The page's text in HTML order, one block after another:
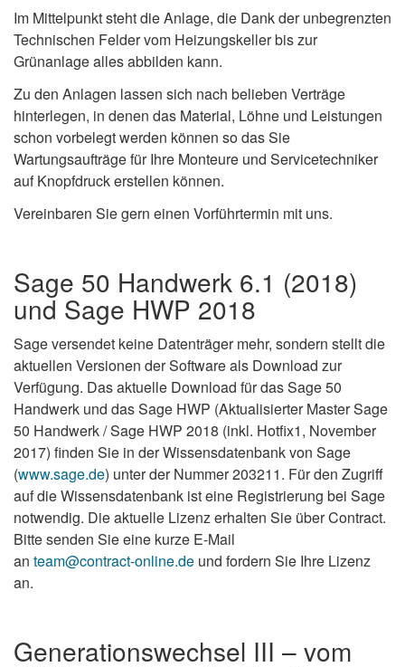
Im Mittelpunkt steht die Anlage, die Dank der unbegrenzten
Technischen Felder vom Heizungskeller bis zur
Grünanlage alles abbilden kann.
Zu den Anlagen lassen sich nach belieben Verträge
hinterlegen, in denen das Material, Löhne und Leistungen
schon vorbelegt werden können so das Sie
Wartungsaufträge für Ihre Monteure und Servicetechniker
auf Knopfdruck erstellen können.
Vereinbaren Sie gern einen Vorführtermin mit uns.
Sage 50 Handwerk 6.1 (2018)
und Sage HWP 2018
Sage versendet keine Datenträger mehr, sondern stellt die
aktuellen Versionen der Software als Download zur
Verfügung. Das aktuelle Download für das Sage 50
Handwerk und das Sage HWP (Aktualisierter Master Sage
50 Handwerk / Sage HWP 2018 (inkl. Hotfix1, November
2017) finden Sie in der Wissensdatenbank von Sage
(www.sage.de) unter der Nummer 203211. Für den Zugriff
auf die Wissensdatenbank ist eine Registrierung bei Sage
notwendig. Die aktuelle Lizenz erhalten Sie über Contract.
Bitte senden Sie eine kurze E-Mail
an team@contract-online.de und fordern Sie Ihre Lizenz
an.
Generationswechsel III – vom